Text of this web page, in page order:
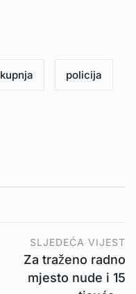
kupnja policija
SLJEDEĆA VIJEST
Za traženo radno
mjesto nude i 15